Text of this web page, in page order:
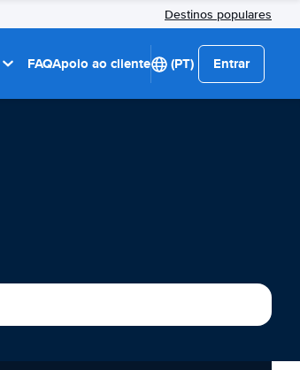
Destinos populares
FAQApoio ao cliente (PT) Entrar